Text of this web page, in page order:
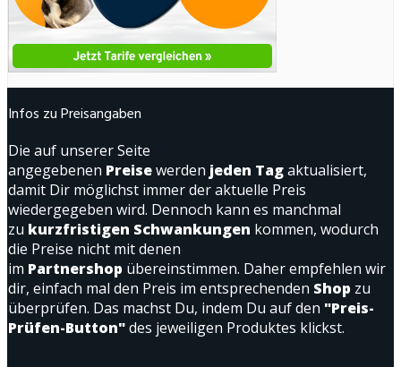
Infos zu Preisangaben
Die auf unserer Seite
angegebenen Preisewerden jeden Tagaktualisiert,
damit Dir möglichst immer der aktuelle Preis
wiedergegeben wird. Dennoch kann es manchmal
zu kurzfristigen Schwankungen kommen, wodurch
die Preise nicht mit denen
im Partnershop übereinstimmen. Daher empfehlen wir
dir, einfach mal den Preis im entsprechenden Shop zu
überprüfen. Das machst Du, indem Du auf den "Preis-
Prüfen-Button"des jeweiligen Produktes klickst.